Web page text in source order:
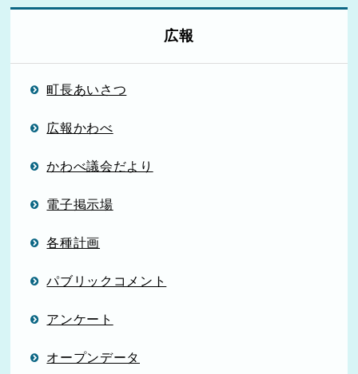
広報
町長あいさつ
広報かわべ
かわべ議会だより
電子掲示場
各種計画
パブリックコメント
アンケート
オープンデータ